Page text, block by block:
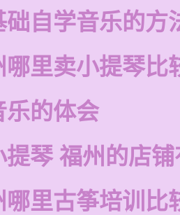
础自学音乐的方
哪里卖小提琴比
乐的体会
提琴 福州的店
哪里古筝培训比